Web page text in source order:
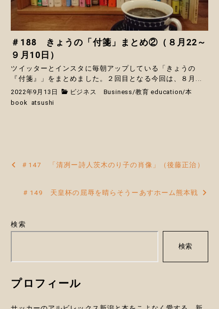
＃188 きょうの「付箋」まとめ②（８月22～
９月10日）
ツイッターとインスタに毎朝アップしている「きょうの
『付箋』」をまとめました。２回目となる今回は、８月...
2022年9月13日 ビジネス Business /教育 education/本
book
atsushi
投
ゲ
ョ
ン
＃147 「清冽ー詩人茨木のり子の肖像」（後藤正治）
＃149 天皇杯の屈辱を晴らそうーあすホーム熊本戦
検索
検索
プロフィール